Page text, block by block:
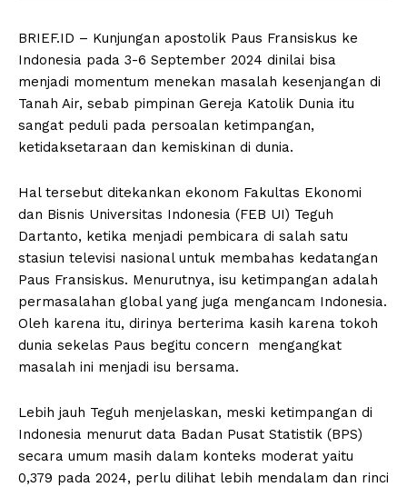
BRIEF.ID – Kunjungan apostolik Paus Fransiskus ke
Indonesia pada 3-6 September 2024 dinilai bisa
menjadi momentum menekan masalah kesenjangan di
Tanah Air, sebab pimpinan Gereja Katolik Dunia itu
sangat peduli pada persoalan ketimpangan,
ketidaksetaraan dan kemiskinan di dunia.
Hal tersebut ditekankan ekonom Fakultas Ekonomi
dan Bisnis Universitas Indonesia (FEB UI) Teguh
Dartanto, ketika menjadi pembicara di salah satu
stasiun televisi nasional untuk membahas kedatangan
Paus Fransiskus. Menurutnya, isu ketimpangan adalah
permasalahan global yang juga mengancam Indonesia.
Oleh karena itu, dirinya berterima kasih karena tokoh
dunia sekelas Paus begitu concern mengangkat
masalah ini menjadi isu bersama.
Lebih jauh Teguh menjelaskan, meski ketimpangan di
Indonesia menurut data Badan Pusat Statistik (BPS)
secara umum masih dalam konteks moderat yaitu
0,379 pada 2024, perlu dilihat lebih mendalam dan rinci